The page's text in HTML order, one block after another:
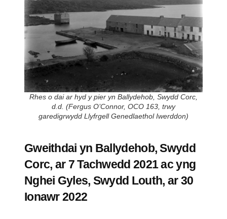
Rhes o dai ar hyd y pier yn Ballydehob, Swydd Corc,
d.d. (Fergus O’Connor, OCO 163, trwy
garedigrwydd Llyfrgell Genedlaethol Iwerddon)
Gweithdai yn Ballydehob, Swydd
Corc, ar 7 Tachwedd 2021 ac yng
Nghei Gyles, Swydd Louth, ar 30
Ionawr 2022